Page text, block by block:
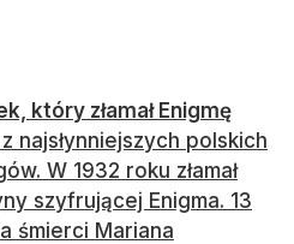
który złamał Enigmę
najsłynniejszych polskich
W 1932 roku złamał
szyfrującej Enigma. 13
śmierci Mariana